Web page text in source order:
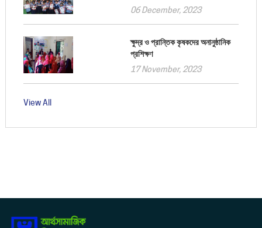
06 December, 2023
ক্ষুদ্র ও প্রান্তিক কৃষকদের অনানুষ্ঠানিক
প্রশিক্ষণ
17 November, 2023
View All